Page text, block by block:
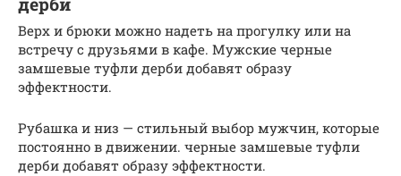
Верх и брюки можно надеть на прогулку или на
встречу с друзьями в кафе. Мужские черные
замшевые туфли дерби добавят образу
эффектности.
Рубашка и низ — стильный выбор мужчин, которые
постоянно в движении. черные замшевые туфли
дерби добавят образу эффектности.